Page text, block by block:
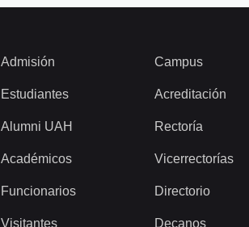
Admisión
Estudiantes
Alumni UAH
Académicos
Funcionarios
Visitantes
Campus
Acreditación
Rectoría
Vicerrectorías
Directorio
Decanos